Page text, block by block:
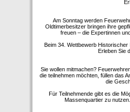
Am Sonntag werden
Oldtimerbesitzer bringen ihre
freuen – die Expertinnen
Beim 34. Wettbewerb
Erleben Sie
Sie wollen mitmachen?
die teilnehmen möchten, füllen das
die
Für Teilnehmende gibt es die
Massenquartier zu